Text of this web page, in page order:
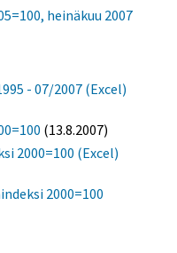
heinäkuu 2007
- 07/2007 (Excel)
(13.8.2007)
2000=100 (Excel)
2000=100